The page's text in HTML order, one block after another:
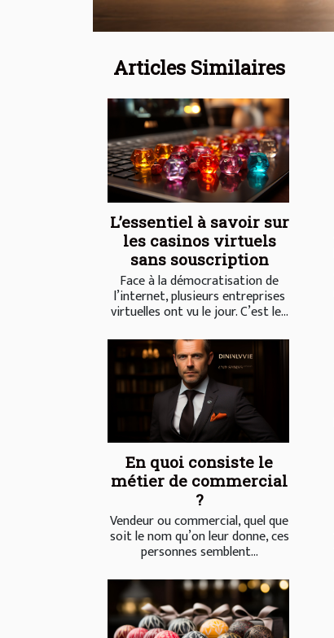
Articles Similaires
L’essentiel à savoir sur
les casinos virtuels
sans souscription
Face à la démocratisation de
l’internet, plusieurs entreprises
virtuelles ont vu le jour. C’est le...
En quoi consiste le
métier de commercial
?
Vendeur ou commercial, quel que
soit le nom qu’on leur donne, ces
personnes semblent...